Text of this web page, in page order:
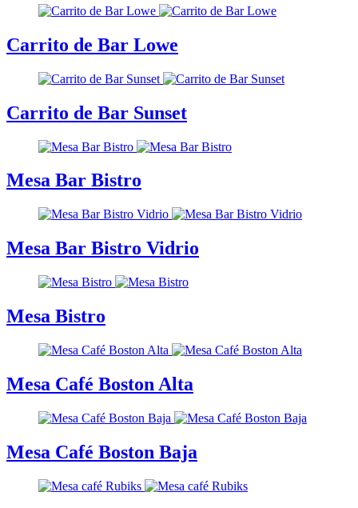
Carrito de Bar Lowe
Carrito de Bar Sunset
Mesa Bar Bistro
Mesa Bar Bistro Vidrio
Mesa Bistro
Mesa Café Boston Alta
Mesa Café Boston Baja